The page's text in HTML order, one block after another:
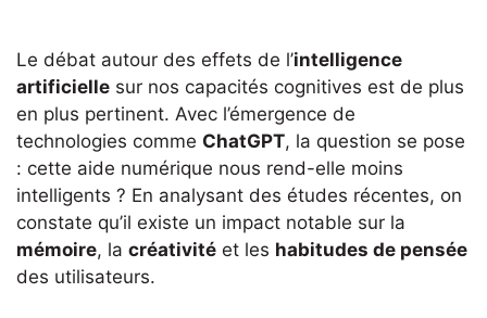
Le débat autour des effets de l’intelligence
artificielle sur nos capacités cognitives est de plus
en plus pertinent. Avec l’émergence de
technologies comme ChatGPT, la question se pose
: cette aide numérique nous rend-elle moins
intelligents ? En analysant des études récentes, on
constate qu’il existe un impact notable sur la
mémoire, la créativité et les habitudes de pensée
des utilisateurs.